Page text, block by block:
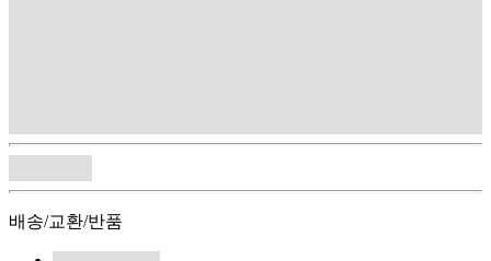
배송/교환/반품